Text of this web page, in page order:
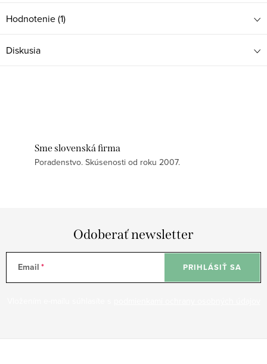
Hodnotenie (1)
Diskusia
Sme slovenská firma
Poradenstvo. Skúsenosti od roku 2007.
Odoberať newsletter
Email PRIHLÁSIŤ SA